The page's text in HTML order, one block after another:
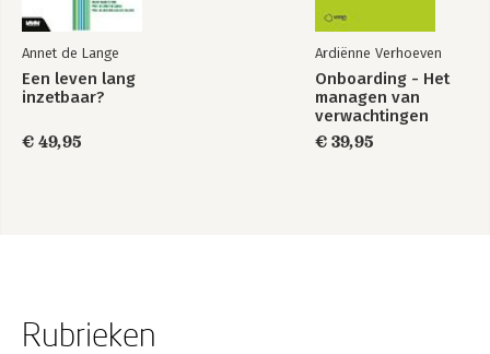
Annet de Lange
Een leven lang
inzetbaar?
€ 49,95
Ardiënne Verhoeven
Onboarding - Het
managen van
verwachtingen
€ 39,95
Rubrieken